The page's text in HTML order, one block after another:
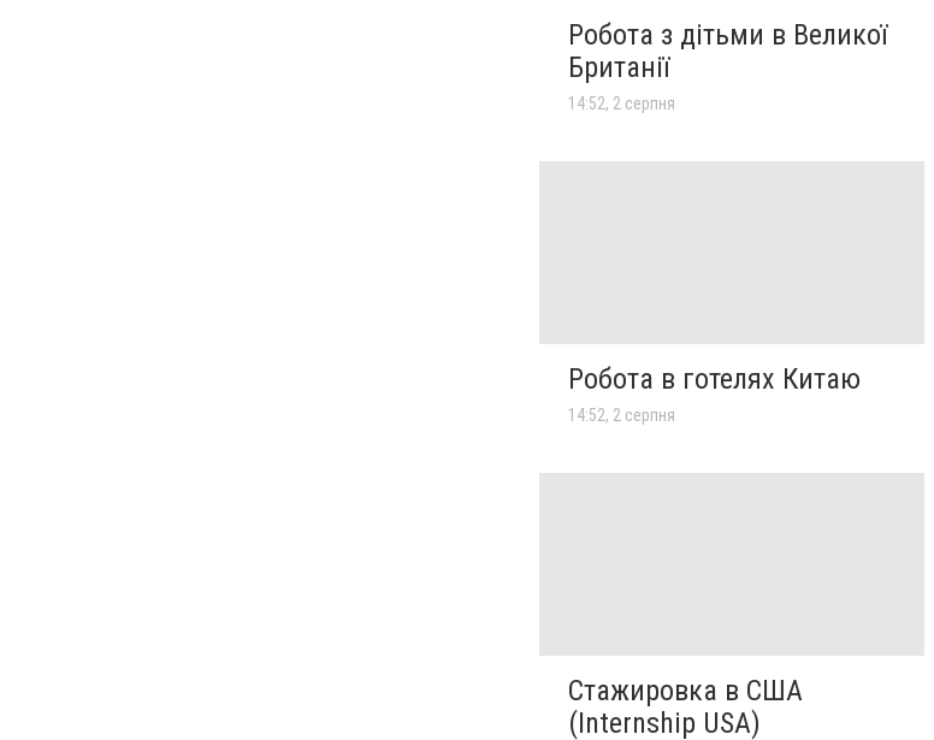
Робота з дітьми в Великої
Британії
14:52, 2 серпня
Робота в готелях Китаю
14:52, 2 серпня
Стажировка в США
(Internship USA)